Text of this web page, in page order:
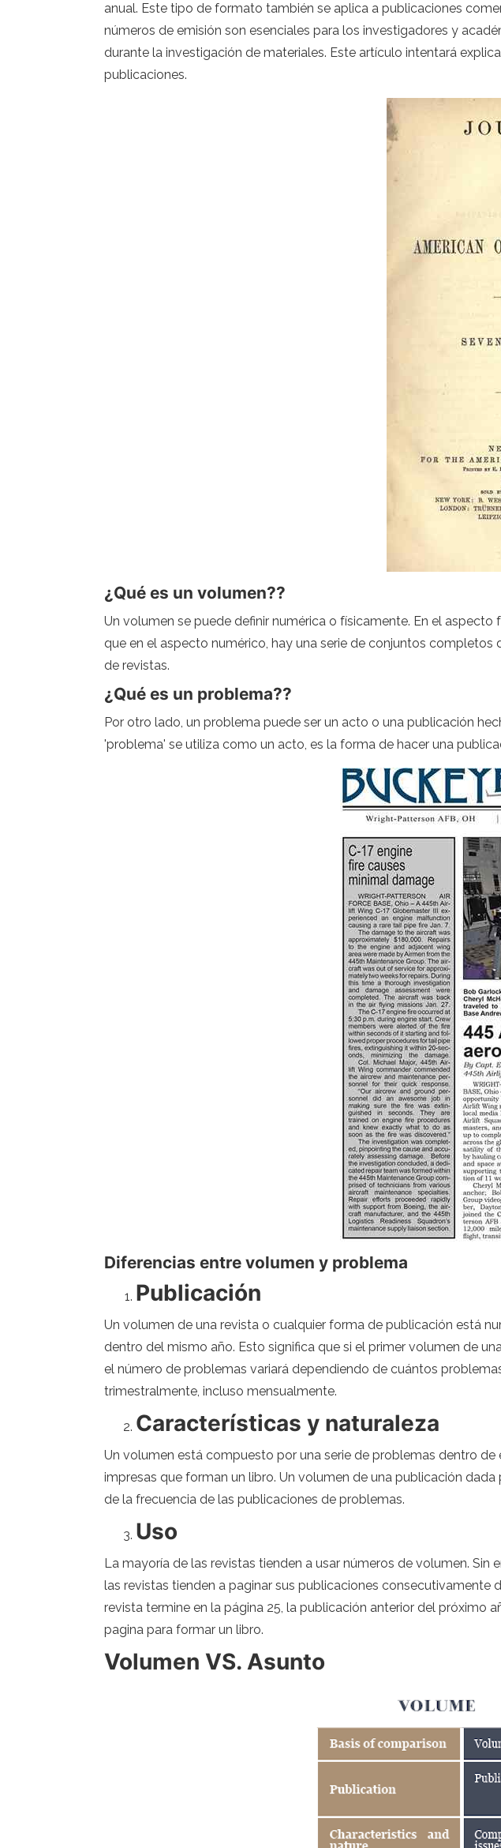
anual. Este tipo de formato también se aplica a publicaciones
números de emisión son esenciales para los investigadores y
durante la investigación de materiales. Este artículo intentará
publicaciones.
¿Qué es un volumen??
Un volumen se puede definir numérica o físicamente. En el
que en el aspecto numérico, hay una serie de conjuntos
de revistas.
¿Qué es un problema??
Por otro lado, un problema puede ser un acto o una publicación
'problema' se utiliza como un acto, es la forma de hacer una
Diferencias entre volumen y problema
Publicación
Un volumen de una revista o cualquier forma de publicación está
dentro del mismo año. Esto significa que si el primer volumen de
el número de problemas variará dependiendo de cuántos
trimestralmente, incluso mensualmente.
Características y naturaleza
Un volumen está compuesto por una serie de problemas dentro
impresas que forman un libro. Un volumen de una publicación
de la frecuencia de las publicaciones de problemas.
Uso
La mayoría de las revistas tienden a usar números de volumen.
las revistas tienden a paginar sus publicaciones
revista termine en la página 25, la publicación anterior del próximo
pagina para formar un libro.
Volumen VS. Asunto